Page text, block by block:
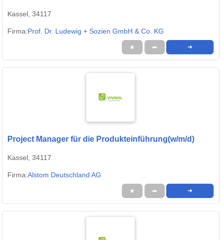
Kassel, 34117
Firma:Prof. Dr. Ludewig + Sozien GmbH & Co. KG
★ ➦ ➜
Project Manager für die Produkteinführung(w/m/d)
Kassel, 34117
Firma:Alstom Deutschland AG
★ ➦ ➜